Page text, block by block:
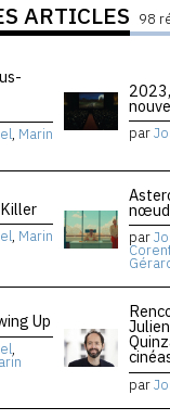
ARTICLES 98
, Marin par
, Marin
nœud
par
Up
,
par